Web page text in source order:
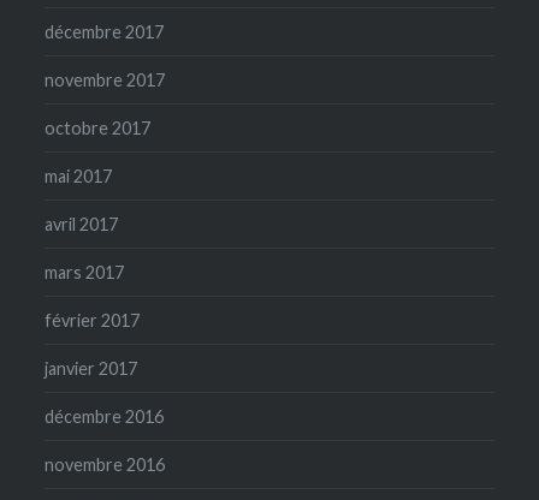
décembre 2017
novembre 2017
octobre 2017
mai 2017
avril 2017
mars 2017
février 2017
janvier 2017
décembre 2016
novembre 2016